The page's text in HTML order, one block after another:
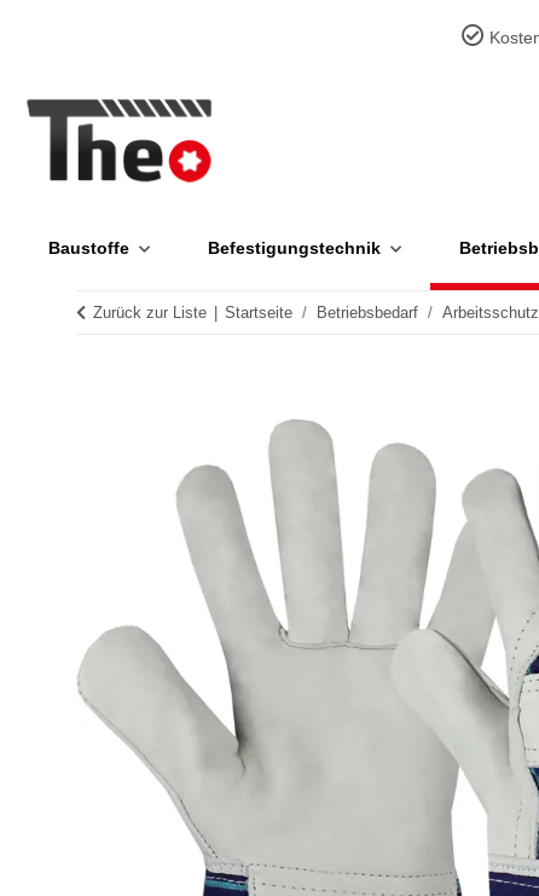
Baustoffe Befestigungstechnik
Zurück zur Liste Startseite Betriebsbedarf Arbeitsschutz